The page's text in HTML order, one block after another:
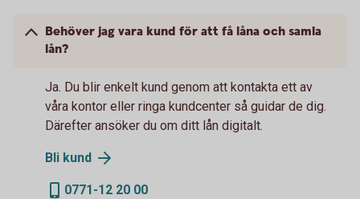
Behöver jag vara kund för att få låna och samla
lån?
Ja. Du blir enkelt kund genom att kontakta ett av
våra kontor eller ringa kundcenter så guidar de dig.
Därefter ansöker du om ditt lån digitalt.
Bli kund
0771-12 20 00